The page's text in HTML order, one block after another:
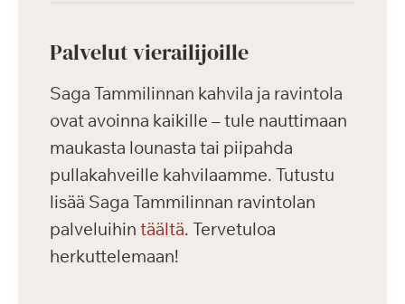
Palvelut vierailijoille
Saga Tammilinnan kahvila ja ravintola
ovat avoinna kaikille – tule nauttimaan
maukasta lounasta tai piipahda
pullakahveille kahvilaamme. Tutustu
lisää Saga Tammilinnan ravintolan
palveluihin täältä. Tervetuloa
herkuttelemaan!